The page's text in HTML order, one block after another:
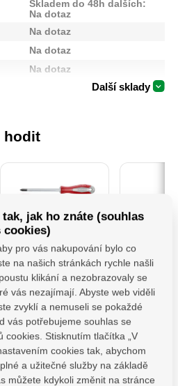
Skladem do 48h dalších:
Na dotaz
Na dotaz
Na dotaz
Na dotaz
Další sklady
hodit
4740930 Sada
Šroubováků 7ks
Profesionální sada
šroubováků Fortum,
která splňuje vysoké
nároky na odolnost i
komfort při práci.
Ergonomicky tvarovaná
rukojeť z tvrdého PP
plastu je na povrchu
Na dotaz
MHB 130
Závěs
ploché i
vybaveny
karabinou,
je
snadná a
jak ho znáte (souhlas
cookies)
pro vás nakupování bylo co
na našich stránkách rychle našli
klikání a nezobrazovaly se
vás nezajímají. Abyste web viděli
zvyklí a nemuseli se pokaždé
vás potřebujeme souhlas se
cookies. Stisknutím tlačítka „V
cookies tak, abychom
a užitečné služby na základě
můžete kdykoli změnit na stránce